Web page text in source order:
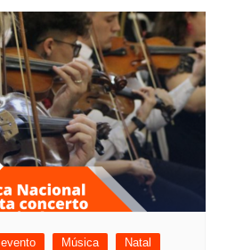
evento Música
Natal